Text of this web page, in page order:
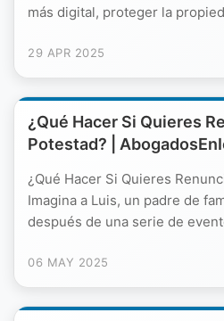
más digital, proteger la
29 APR 2025
¿Qué Hacer Si Quieres
Potestad? |
¿Qué Hacer Si Quieres
Imagina a Luis, un padre de
después de una serie de
06 MAY 2025